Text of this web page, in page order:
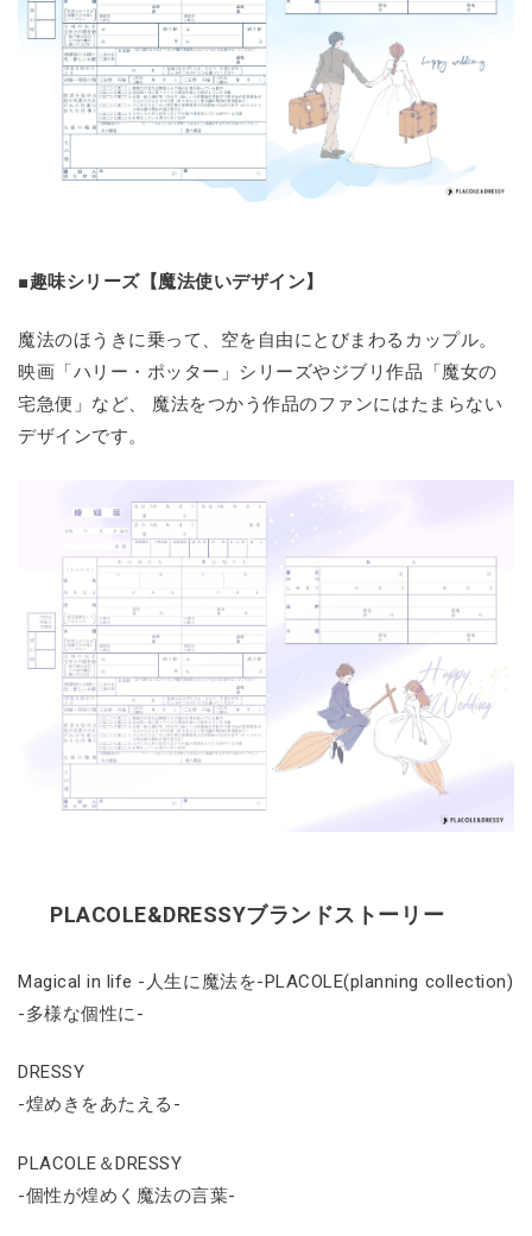
■趣味シリーズ【魔法使いデザイン】
魔法のほうきに乗って、空を自由にとびまわるカップル。
映画「ハリー・ポッター」シリーズやジブリ作品「魔女の
宅急便」など、 魔法をつかう作品のファンにはたまらない
デザインです。
PLACOLE&DRESSYブランドストーリー
Magical in life -人生に魔法を-PLACOLE(planning collection)
-多様な個性に-
DRESSY
-煌めきをあたえる-
PLACOLE＆DRESSY
-個性が煌めく魔法の言葉-